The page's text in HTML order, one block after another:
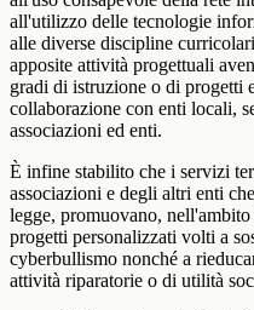
all'utilizzo delle tecnologie
alle diverse discipline
apposite attività progettuali
gradi di istruzione o di progetti
collaborazione con enti locali,
associazioni ed enti.
È infine stabilito che i servizi
associazioni e degli altri enti
legge, promuovano,
progetti personalizzati volti a
cyberbullismo nonché a
attività riparatorie o di utilità